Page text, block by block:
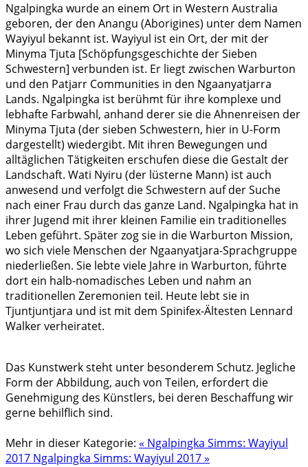
Ngalpingka wurde an einem Ort in Western Australia
geboren, der den Anangu (Aborigines) unter dem Namen
Wayiyul bekannt ist. Wayiyul ist ein Ort, der mit der
Minyma Tjuta [Schöpfungsgeschichte der Sieben
Schwestern] verbunden ist. Er liegt zwischen Warburton
und den Patjarr Communities in den Ngaanyatjarra
Lands. Ngalpingka ist berühmt für ihre komplexe und
lebhafte Farbwahl, anhand derer sie die Ahnenreisen der
Minyma Tjuta (der sieben Schwestern, hier in U-Form
dargestellt) wiedergibt. Mit ihren Bewegungen und
alltäglichen Tätigkeiten erschufen diese die Gestalt der
Landschaft. Wati Nyiru (der lüsterne Mann) ist auch
anwesend und verfolgt die Schwestern auf der Suche
nach einer Frau durch das ganze Land. Ngalpingka hat in
ihrer Jugend mit ihrer kleinen Familie ein traditionelles
Leben geführt. Später zog sie in die Warburton Mission,
wo sich viele Menschen der Ngaanyatjara-Sprachgruppe
niederließen. Sie lebte viele Jahre in Warburton, führte
dort ein halb-nomadisches Leben und nahm an
traditionellen Zeremonien teil. Heute lebt sie in
Tjuntjuntjara und ist mit dem Spinifex-Ältesten Lennard
Walker verheiratet.
Das Kunstwerk steht unter besonderem Schutz. Jegliche
Form der Abbildung, auch von Teilen, erfordert die
Genehmigung des Künstlers, bei deren Beschaffung wir
gerne behilflich sind.
Mehr in dieser Kategorie: « Ngalpingka Simms: Wayiyul
2017 Ngalpingka Simms: Wayiyul 2017 »